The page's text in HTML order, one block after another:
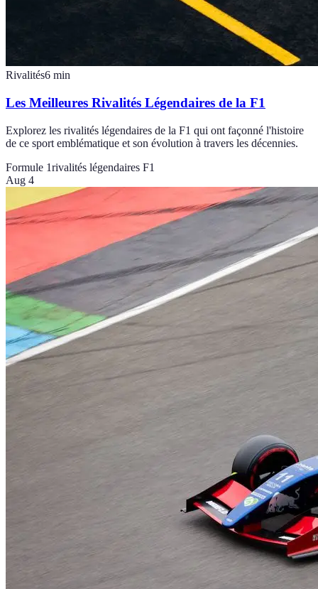
Rivalités6 min
Les Meilleures Rivalités Légendaires de la F1
Explorez les rivalités légendaires de la F1 qui ont façonné l'histoire
de ce sport emblématique et son évolution à travers les décennies.
Formule 1rivalités légendaires F1
Aug 4